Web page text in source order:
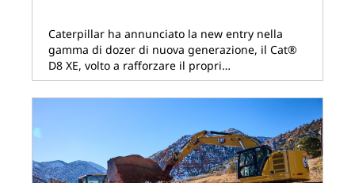
Caterpillar ha annunciato la new entry nella
gamma di dozer di nuova generazione, il Cat®
D8 XE, volto a rafforzare il propri…